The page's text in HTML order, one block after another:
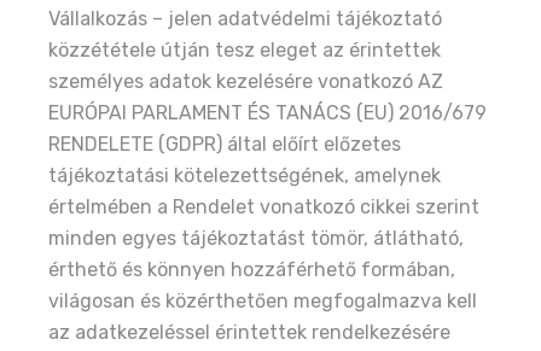
Vállalkozás – jelen adatvédelmi tájékoztató
közzététele útján tesz eleget az érintettek
személyes adatok kezelésére vonatkozó AZ
EURÓPAI PARLAMENT ÉS TANÁCS (EU) 2016/679
RENDELETE (GDPR) által előírt előzetes
tájékoztatási kötelezettségének, amelynek
értelmében a Rendelet vonatkozó cikkei szerint
minden egyes tájékoztatást tömör, átlátható,
érthető és könnyen hozzáférhető formában,
világosan és közérthetően megfogalmazva kell
az adatkezeléssel érintettek rendelkezésére